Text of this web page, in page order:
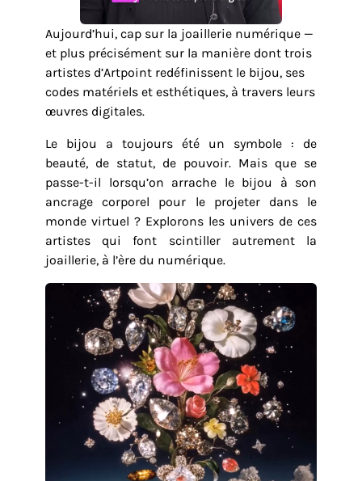
Aujourd’hui, cap sur la joaillerie numérique —
et plus précisément sur la manière dont trois
artistes d’Artpoint redéfinissent le bijou, ses
codes matériels et esthétiques, à travers leurs
œuvres digitales.
Le bijou a toujours été un symbole : de
beauté, de statut, de pouvoir. Mais que se
passe-t-il lorsqu’on arrache le bijou à son
ancrage corporel pour le projeter dans le
monde virtuel ? Explorons les univers de ces
artistes qui font scintiller autrement la
joaillerie, à l’ère du numérique.